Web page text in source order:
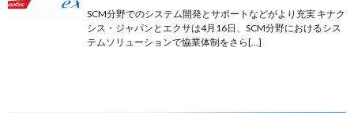
SCM分野でのシステム開発とサポートなどがより充実 キナク
シス・ジャパンとエクサは4月16日、SCM分野におけるシス
テムソリューションで協業体制をさら[…]